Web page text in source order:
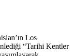
Los
“Tarihi Kentler